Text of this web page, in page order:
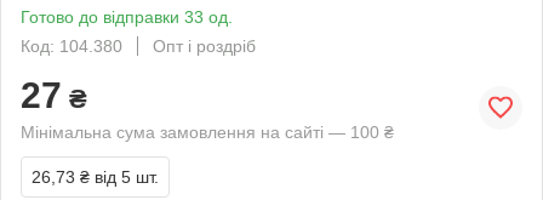
Готово до відправки 33 од.
Код: 104.380
Опт і роздріб
27 ₴
Мінімальна сума замовлення на сайті — 100 ₴
26,73 ₴ від 5 шт.